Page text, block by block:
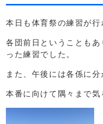
本日も体育祭の練習が行
各団前日ということも
った練習でした。
また、午後には各係に
本番に向けて隅々まで気